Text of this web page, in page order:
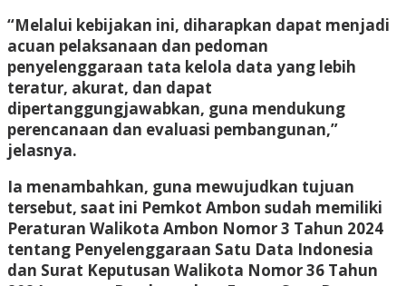
“Melalui kebijakan ini, diharapkan dapat menjadi
acuan pelaksanaan dan pedoman
penyelenggaraan tata kelola data yang lebih
teratur, akurat, dan dapat
dipertanggungjawabkan, guna mendukung
perencanaan dan evaluasi pembangunan,”
jelasnya.
Ia menambahkan, guna mewujudkan tujuan
tersebut, saat ini Pemkot Ambon sudah memiliki
Peraturan Walikota Ambon Nomor 3 Tahun 2024
tentang Penyelenggaraan Satu Data Indonesia
dan Surat Keputusan Walikota Nomor 36 Tahun